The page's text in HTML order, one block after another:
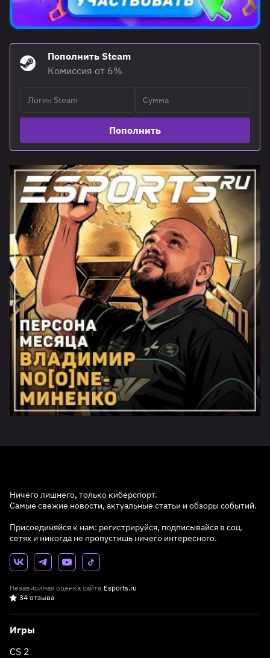
Пополнить Steam
Комиссия от 6%
Пополнить
Ничего лишнего, только киберспорт.
Самые свежие новости, актуальные статьи и обзоры событий.
Присоединяйся к нам: регистрируйся, подписывайся в соц.
сетях и никогда не пропустишь ничего интересного.
Независимая оценка сайта Esports.ru
34 отзыва
Игры
CS 2